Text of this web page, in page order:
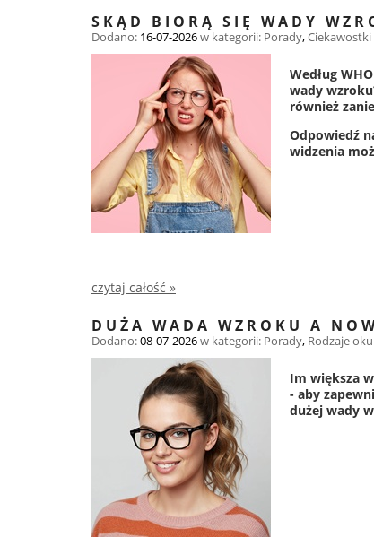
SKĄD BIORĄ SIĘ WADY
Dodano: 16-07-2026w kategorii: Porady,Ciekawostki
Według
wady
również
Odpowiedź
widzenia
czytaj całość »
DUŻA WADA WZROKU A
Dodano:08-07-2026w kategorii: Porady, Rodzaje
Im większa
- aby
dużej wady